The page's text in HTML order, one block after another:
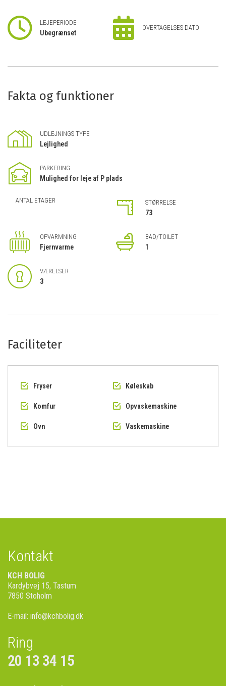
LEJEPERIODE
Ubegrænset
OVERTAGELSES DATO
Fakta og funktioner
UDLEJNINGS TYPE
Lejlighed
PARKERING
Mulighed for leje af P plads
ANTAL ETAGER STØRRELSE
73
OPVARMNING
Fjernvarme
BAD/TOILET
1
VÆRELSER
3
Faciliteter
Fryser Køleskab
Komfur Opvaskemaskine
Ovn Vaskemaskine
Kontakt
KCH BOLIG
Kardybvej 15, Tastum
7850 Stoholm
E-mail: info@kchbolig.dk
Ring
20 13 34 15